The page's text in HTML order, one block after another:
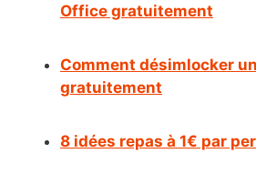
Office gratuitement
Comment désimlocker
gratuitement
8 idées repas à 1€ par